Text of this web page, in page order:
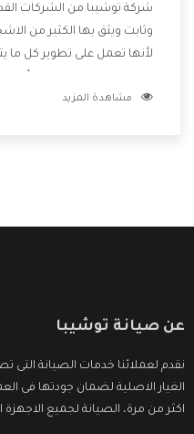
شركة توشيبا من الشركات
وثابت ويثق بها الكثير من
لأنها تعمل على تطوير كل ما
وتقدم للعملاء أقوى
مشاهدة المزيد
عن صيانة توشيبا
نقدم لعملائنا خدمات الصيانة
الغيار الاصلية لضمان جودتها فى
اكثر من مرة، الصيانة لجميع